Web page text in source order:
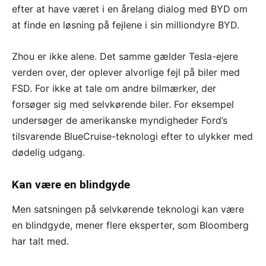
efter at have været i en årelang dialog med BYD om
at finde en løsning på fejlene i sin milliondyre BYD.
Zhou er ikke alene. Det samme gælder Tesla-ejere
verden over, der oplever alvorlige fejl på biler med
FSD. For ikke at tale om andre bilmærker, der
forsøger sig med selvkørende biler. For eksempel
undersøger de amerikanske myndigheder Ford’s
tilsvarende BlueCruise-teknologi efter to ulykker med
dødelig udgang.
Kan være en blindgyde
Men satsningen på selvkørende teknologi kan være
en blindgyde, mener flere eksperter, som Bloomberg
har talt med.